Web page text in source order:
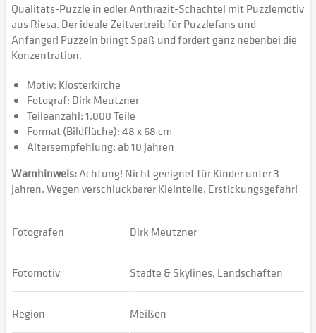
Qualitäts-Puzzle in edler Anthrazit-Schachtel mit Puzzlemotiv
aus Riesa. Der ideale Zeitvertreib für Puzzlefans und
Anfänger! Puzzeln bringt Spaß und fördert ganz nebenbei die
Konzentration.
Motiv: Klosterkirche
Fotograf: Dirk Meutzner
Teileanzahl: 1.000 Teile
Format (Bildfläche): 48 x 68 cm
Altersempfehlung: ab 10 Jahren
Warnhinweis:Achtung! Nicht geeignet für Kinder unter 3
Jahren. Wegen verschluckbarer Kleinteile. Erstickungsgefahr!
Fotografen Dirk Meutzner
Fotomotiv Städte & Skylines, Landschaften
Region Meißen